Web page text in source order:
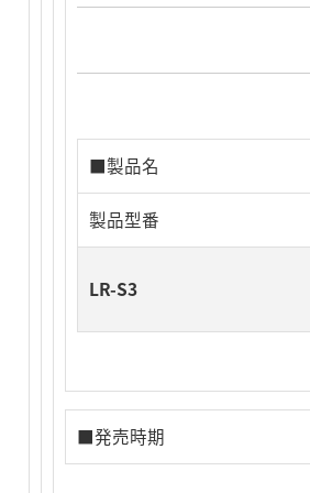
■製品名
製品型番
LR-S3
■発売時期